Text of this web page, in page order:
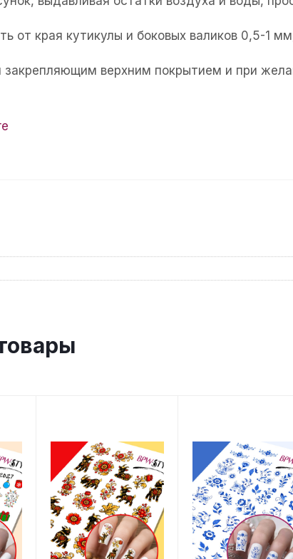
от края кутикулы и боковых валиков 0,5-1
закрепляющим верхним покрытием и при